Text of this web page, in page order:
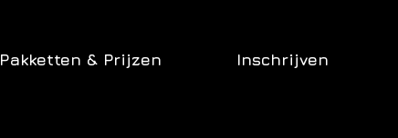
Pakketten & Prijzen Inschrijven